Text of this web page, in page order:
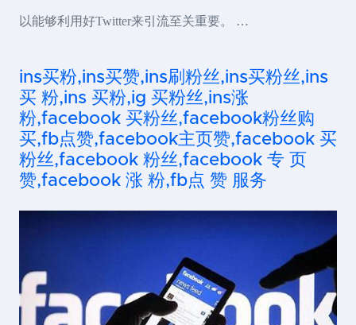
以能够利用好Twitter来引流至关重要。 …
ins买粉,ins买赞,ins刷粉丝,ins买粉丝,ins
买 粉,ins 买粉,ig 买粉丝,ins涨
粉,facebook 买粉丝,facebook粉丝购
买,fb点赞,facebook主页赞,facebook 买
粉丝,facebook 粉丝,facebook 专 页
赞,facebook 涨 粉,fb点 赞 服务